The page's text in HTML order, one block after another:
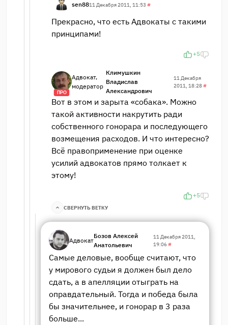
sen8811 Декабря 2011, 11:53 #
Прекрасно, что есть Адвокаты с такими
принципами!
+5
ПРО
Адвокат,
модератор
Климушкин
Владислав
Александрович
11 Декабря
2011, 18:28#
Вот в этом и зарыта «собака». Можно
такой активности накрутить ради
собственного гонорара и последующего
возмещения расходов. И что интересно?
Всё правоприменение при оценке
усилий адвокатов прямо толкает к
этому!
+5
СВЕРНУТЬ ВЕТКУ
Адвокат
Бозов Алексей
Анатольевич
11 Декабря 2011,
19:06#
Самые деловые, вообще считают, что
у мирового судьи я должен был дело
сдать, а в апелляции отыграть на
оправдательный. Тогда и победа была
бы значительнее, и гонорар в 3 раза
больше...